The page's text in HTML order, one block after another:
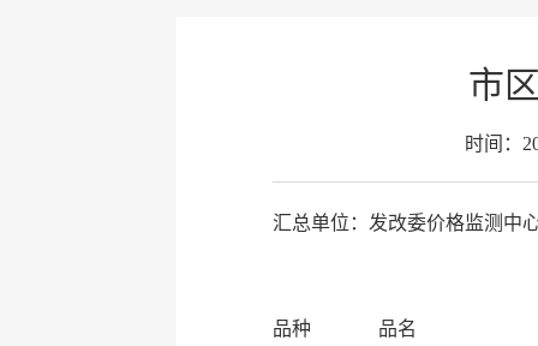
市
时间：
汇总单位：发改委价格
品种 品名